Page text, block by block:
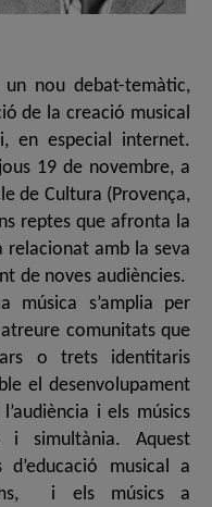
nou debat-temàtic,
de la creació musical
en especial internet.
19 de novembre, a
de Cultura (Provença,
reptes que afronta la
relacionat amb la seva
de noves audiències.
música s’amplia per
comunitats que
o trets identitaris
el desenvolupament
i els músics
i simultània. Aquest
musical a
i els músics a